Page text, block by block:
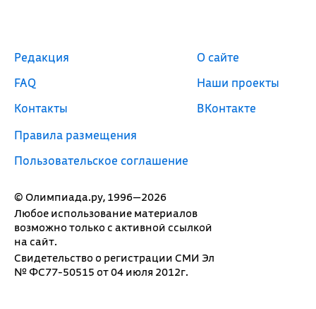
© Олимпиада.ру, 1996—2026
Любое использование материалов
возможно только с активной ссылкой
на сайт.
Свидетельство о регистрации СМИ Эл
№ ФС77-50515 от 04 июля 2012г.
Редакция
FAQ
Контакты
Правила размещения
Пользовательское соглашение
О сайте
Наши проекты
ВКонтакте